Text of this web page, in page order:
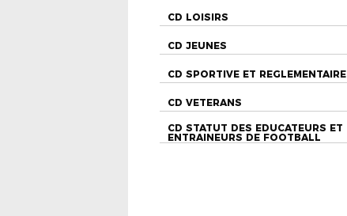
CD LOISIRS
CD JEUNES
CD SPORTIVE ET REGLEMENTAIRE
CD VETERANS
CD STATUT DES EDUCATEURS ET
ENTRAINEURS DE FOOTBALL